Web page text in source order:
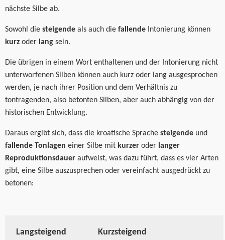
nächste Silbe ab.
Sowohl die steigende als auch die fallende Intonierung können
kurz oder lang sein.
Die übrigen in einem Wort enthaltenen und der Intonierung nicht
unterworfenen Silben können auch kurz oder lang ausgesprochen
werden, je nach ihrer Position und dem Verhältnis zu
tontragenden, also betonten Silben, aber auch abhängig von der
historischen Entwicklung.
Daraus ergibt sich, dass die kroatische Sprache steigende und
fallende Tonlagen einer Silbe mit kurzer oder langer
Reproduktionsdauer aufweist, was dazu führt, dass es vier Arten
gibt, eine Silbe auszusprechen oder vereinfacht ausgedrückt zu
betonen:
Langsteigend Kurzsteigend